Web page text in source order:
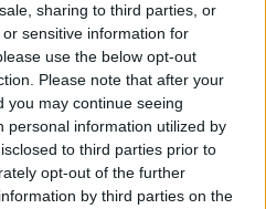
sharing to third parties, or
sensitive information for
use the below opt-out
Please note that after your
you may continue seeing
personal information utilized by
to third parties prior to
opt-out of the further
by third parties on the